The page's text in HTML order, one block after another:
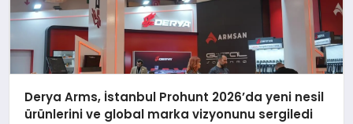
Derya Arms, İstanbul Prohunt 2026’da yeni nesil
ürünlerini ve global marka vizyonunu sergiledi